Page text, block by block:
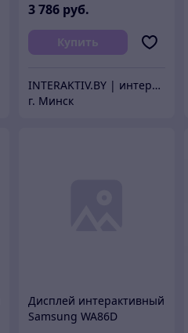
3 786 руб.
Купить
INTERAKTIV.BY | интерактивное оборудование
г. Минск
Дисплей интерактивный
Samsung WA86D